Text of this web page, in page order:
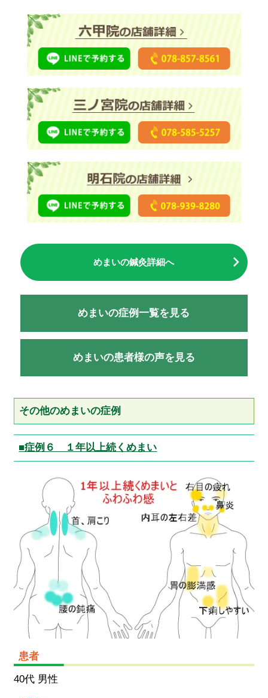
めまいの鍼灸詳細へ
めまいの症例一覧を見る
めまいの患者様の声を見る
その他のめまいの症例
■症例６ １年以上続くめまい
患者
40代 男性